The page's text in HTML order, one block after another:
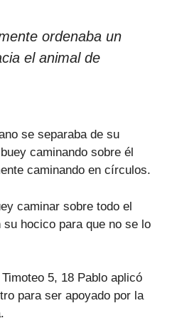
ordenaba un
el animal de
se separaba de su
caminando sobre él
caminando en círculos.
caminar sobre todo el
hocico para que no se lo
5, 18 Pablo aplicó
para ser apoyado por la